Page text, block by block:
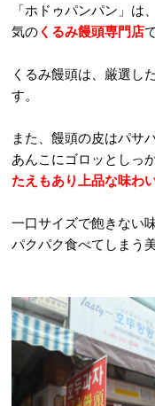
「ホドゥパンパン」は
気の くるみ饅頭専門店
くるみ饅頭は、厳選し
す。
また、饅頭の皮はパサ
あんこにゴロッとしっ
たえもあり上品な味わ
一口サイズで飽きない
パクパク食べてしまう